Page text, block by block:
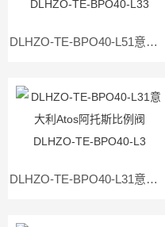
DLHZO-TE-BPO40-L51意大利Atos阿托斯比例阀DLHZO-TE-BPO40-L33
DLHZO-TE-BPO40-L31意大利Atos阿托斯比例阀DLHZO-TE-BPO40-L3